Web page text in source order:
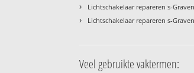
› Lichtschakelaar repareren s-
› Lichtschakelaar repareren s-
Veel gebruikte vaktermen: